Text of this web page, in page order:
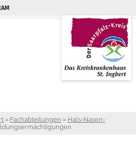
» Fachabteilungen » Hals-Nasen-